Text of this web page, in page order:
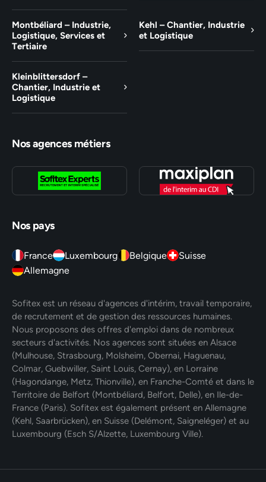
Montbéliard – Industrie,
Logistique, Services et
Tertiaire
Kehl – Chantier, Industrie
et Logistique
Kleinblittersdorf –
Chantier, Industrie et
Logistique
Nos agences métiers
Nos pays
France Luxembourg Belgique
Suisse
Allemagne
Sofitex est un réseau d'agences d'intérim, travail temporaire,
de recrutement et de gestion des ressources humaines.
Nous proposons des offres d'emploi dans de nombreux
secteurs d'activités. Nos agences sont situées en Alsace
(Mulhouse, Strasbourg, Molsheim, Obernai, Haguenau,
Colmar, Guebwiller, Saint Louis, Cernay), en Lorraine
(Hagondange, Metz, Thionville), en Franche-Comté et dans le
Territoire de Belfort (Montbéliard, Belfort, Delle), en Ile-de-
France (Paris). Sofitex est également présent en Allemagne
(Kehl, Saarbrücken), en Suisse (Delémont, Saigneléger) et au
Luxembourg (Esch S/Alzette, Luxembourg Ville).